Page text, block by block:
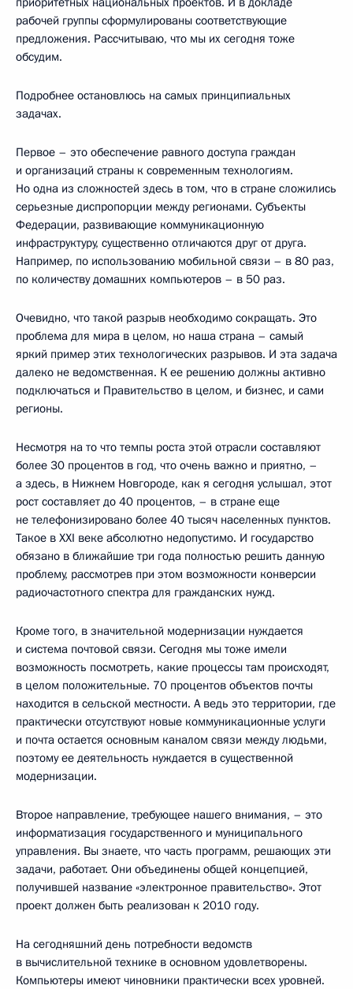
рабочей группы сформулированы соответствующие
предложения. Рассчитываю, что мы их сегодня тоже
обсудим.
Подробнее остановлюсь на самых принципиальных
задачах.
Первое – это обеспечение равного доступа граждан
и организаций страны к современным технологиям.
Но одна из сложностей здесь в том, что в стране сложились
серьезные диспропорции между регионами. Субъекты
Федерации, развивающие коммуникационную
инфраструктуру, существенно отличаются друг от друга.
Например, по использованию мобильной связи – в 80 раз,
по количеству домашних компьютеров – в 50 раз.
Очевидно, что такой разрыв необходимо сокращать. Это
проблема для мира в целом, но наша страна – самый
яркий пример этих технологических разрывов. И эта задача
далеко не ведомственная. К ее решению должны активно
подключаться и Правительство в целом, и бизнес, и сами
регионы.
Несмотря на то что темпы роста этой отрасли составляют
более 30 процентов в год, что очень важно и приятно, –
а здесь, в Нижнем Новгороде, как я сегодня услышал, этот
рост составляет до 40 процентов, – в стране еще
не телефонизировано более 40 тысяч населенных пунктов.
Такое в XXI веке абсолютно недопустимо. И государство
обязано в ближайшие три года полностью решить данную
проблему, рассмотрев при этом возможности конверсии
радиочастотного спектра для гражданских нужд.
Кроме того, в значительной модернизации нуждается
и система почтовой связи. Сегодня мы тоже имели
возможность посмотреть, какие процессы там происходят,
в целом положительные. 70 процентов объектов почты
находится в сельской местности. А ведь это территории, где
практически отсутствуют новые коммуникационные услуги
и почта остается основным каналом связи между людьми,
поэтому ее деятельность нуждается в существенной
модернизации.
Второе направление, требующее нашего внимания, – это
информатизация государственного и муниципального
управления. Вы знаете, что часть программ, решающих эти
задачи, работает. Они объединены общей концепцией,
получившей название «электронное правительство». Этот
проект должен быть реализован к 2010 году.
На сегодняшний день потребности ведомств
в вычислительной технике в основном удовлетворены.
Компьютеры имеют чиновники практически всех уровней.